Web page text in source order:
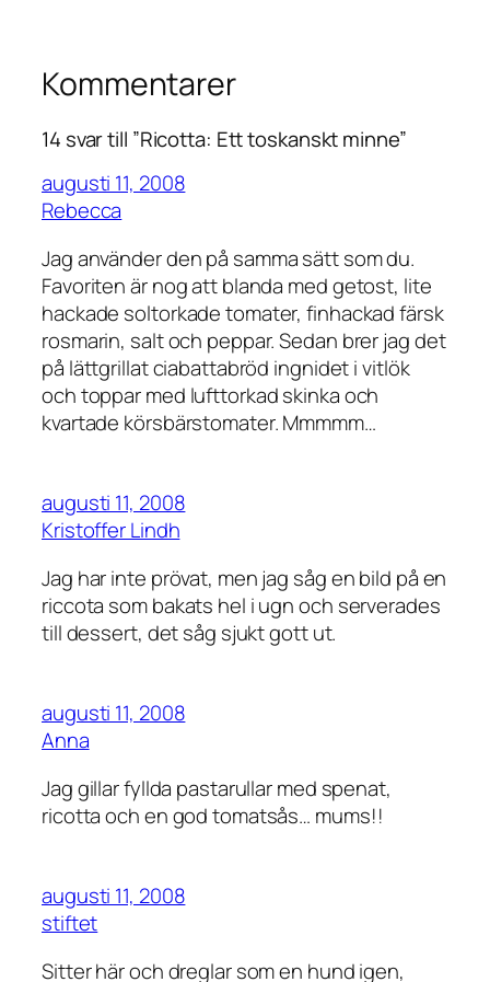
Kommentarer
14 svar till ”Ricotta: Ett toskanskt minne”
augusti 11, 2008
Rebecca
Jag använder den på samma sätt som du.
Favoriten är nog att blanda med getost, lite
hackade soltorkade tomater, finhackad färsk
rosmarin, salt och peppar. Sedan brer jag det
på lättgrillat ciabattabröd ingnidet i vitlök
och toppar med lufttorkad skinka och
kvartade körsbärstomater. Mmmmm…
augusti 11, 2008
Kristoffer Lindh
Jag har inte prövat, men jag såg en bild på en
riccota som bakats hel i ugn och serverades
till dessert, det såg sjukt gott ut.
augusti 11, 2008
Anna
Jag gillar fyllda pastarullar med spenat,
ricotta och en god tomatsås… mums!!
augusti 11, 2008
stiftet
Sitter här och dreglar som en hund igen,